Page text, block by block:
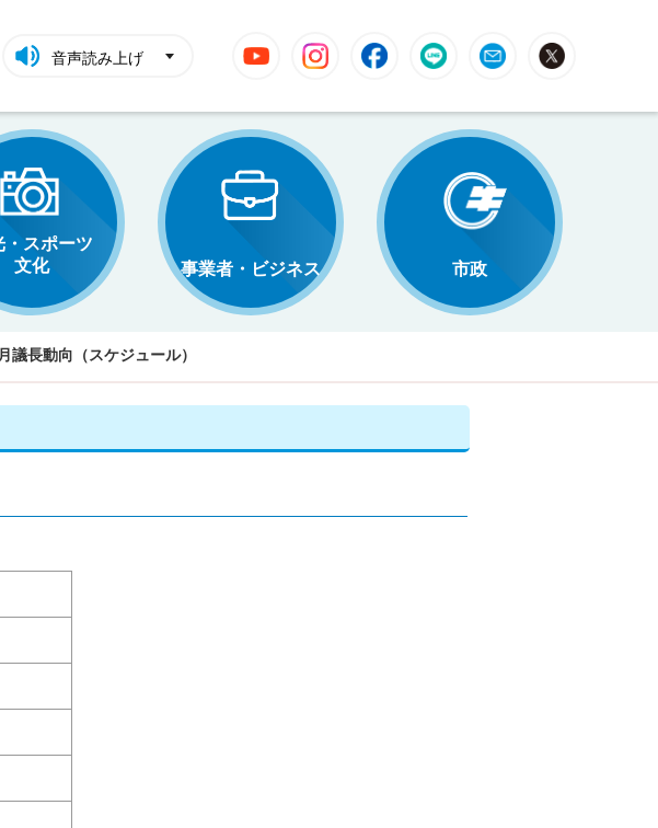
音声読み上げ
YouTube InstagramFacebookLINE Mail
・スポーツ
文化
事業者・ビジネス 市政
議長動向（スケジュール）